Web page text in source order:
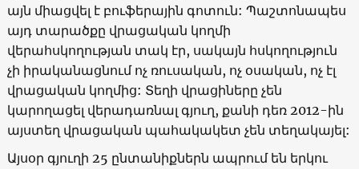
այն միացվել է բուֆերային գոտուն: Պաշտոնապես
այդ տարածքը վրացական կողմի
վերահսկողության տակ էր, սակայն հսկողություն
չի իրականացնում ոչ ռուսական, ոչ օսական, ոչ էլ
վրացական կողմից: Տեղի վրացիները չեն
կարողացել վերադառնալ գյուղ, քանի դեռ 2012-ին
այստեղ վրացական պահակակետ չեն տեղակայել:
Այսօր գյուղի 25 ընտանիքներն ապրում են երկու